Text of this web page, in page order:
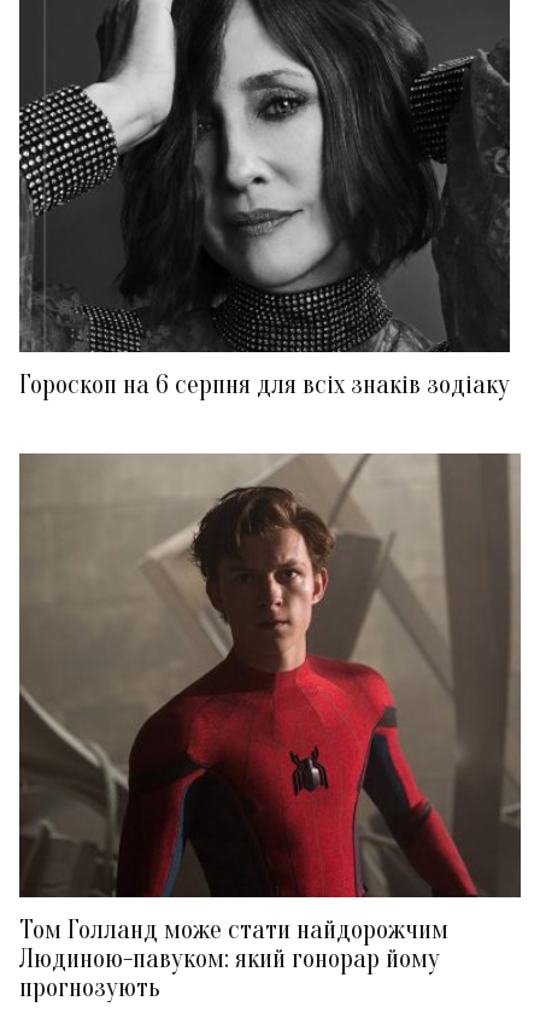
Гороскоп на 6 серпня для всіх знаків зодіаку
Том Голланд може стати найдорожчим
Людиною-павуком: який гонорар йому
прогнозують